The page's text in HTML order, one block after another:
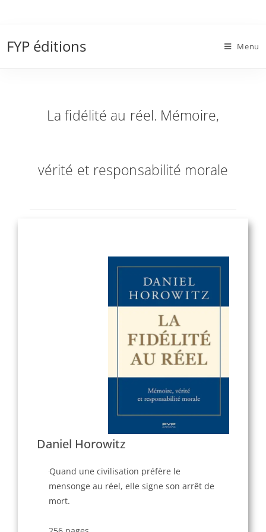
FYP éditions Menu
responsabilité morale
La fidélité au réel. Mémoire,
vérité et responsabilité morale
Daniel Horowitz
Quand une civilisation préfère le
mensonge au réel, elle signe son arrêt de
mort.